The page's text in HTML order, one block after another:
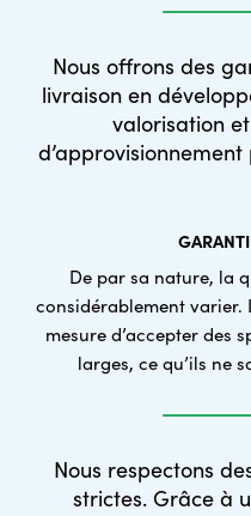
Nous offrons des
livraison en
valorisation
De par sa nature, la
considérablement varier.
mesure d’accepter des
larges, ce qu’ils ne
Nous respectons
strictes. Grâce à